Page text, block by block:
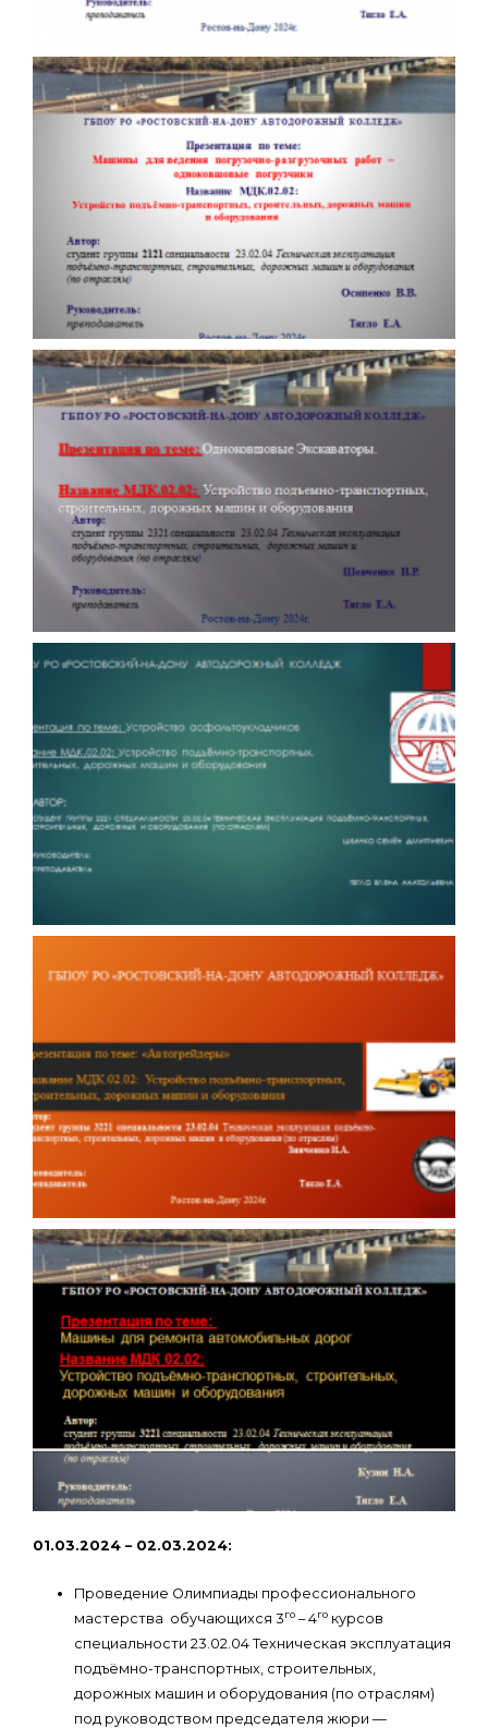
01.03.2024 – 02.03.2024:
Проведение Олимпиады профессионального
мастерства обучающихся 3го– 4гокурсов
специальности 23.02.04 Техническая эксплуатация
подъёмно-транспортных, строительных,
дорожных машин и оборудования (по отраслям)
под руководством председателя жюри —